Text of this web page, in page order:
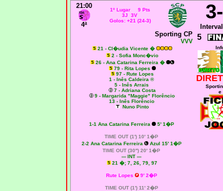
21:00
4ª
1º Lugar 9 Pts
3J 3V
Golos: +21 (24-3)
Sporting CP
VVV 5
21 - Cl�udia Vicente �
2 - Sofia Monc�vio
26 - Ana Catarina Ferreira �
79 - Rita Lopes
97 - Rute Lopes
1 - Inês Caldeira ®
5 - Inês Arrais
7 - Adriana Costa
9 - Margarida "Maggie" Florêncio
13 - Inês Florêncio
Nuno Pinto
1-1 Ana Catarina Ferreira 5' 1�P
TIME OUT (1') 10' 1�P
2-2 Ana Catarina Ferreira
Azul 15' 1�P
TIME OUT (30'') 20' 1�P
--- INT ---
21 �; 7, 26, 79, 97
Rute Lopes 9' 2�P
TIME OUT (1') 11' 2�P
e